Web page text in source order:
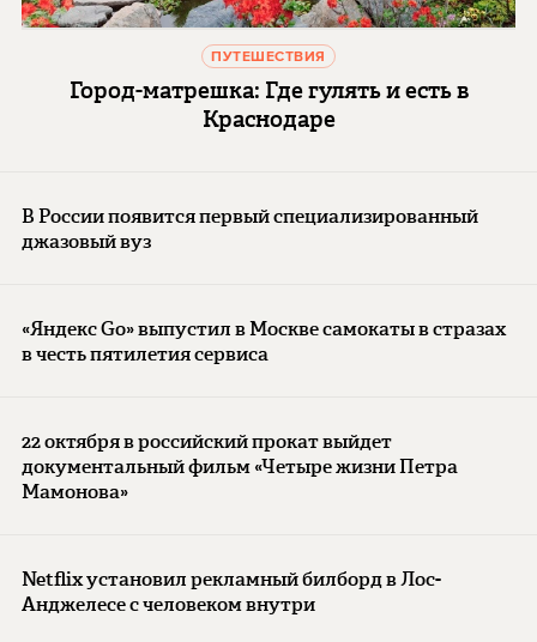
ПУТЕШЕСТВИЯ
Город-матрешка: Где гулять и есть в
Краснодаре
В России появится первый специализированный
джазовый вуз
«Яндекс Go» выпустил в Москве самокаты в стразах
в честь пятилетия сервиса
22 октября в российский прокат выйдет
документальный фильм «Четыре жизни Петра
Мамонова»
Netflix установил рекламный билборд в Лос-
Анджелесе с человеком внутри